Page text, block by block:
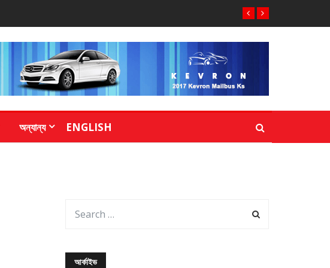
অন্যান্য ENGLISH
আর্কাইভ